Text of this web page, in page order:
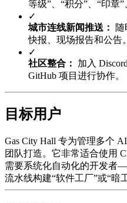
等级”、“积分”、“印章”
✓
城市连线新闻推送：
快报、现场报告和公告。
✓
社区整合：
加入
GitHub 项目进行协作。
目标用户
Gas City Hall 专为管理多个
团队打造。它非常适合使用
需要系统化自动化的开发者
流水线构建“软件工厂”或“暗